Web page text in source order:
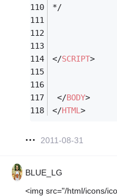
*/
</SCRIPT>
</BODY>
</HTML>
2011-08-31
BLUE_LG
<img src="/html/icons/